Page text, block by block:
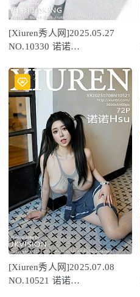
[Xiuren秀人网]2025.05.27
NO.10330 诺诺
[Xiuren秀人网]2025.07.08
NO.10521 诺诺